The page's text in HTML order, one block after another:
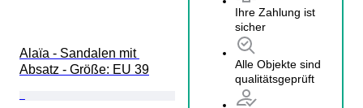
Alaïa - Sandalen mit
Absatz - Größe: EU 39
Ihre Zahlung ist
sicher
Alle Objekte sind
qualitätsgeprüft